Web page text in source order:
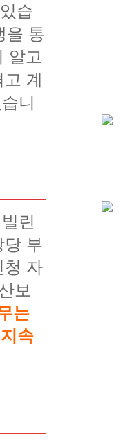
습
을 통
알고
계
니
린
당 부
청 자
보
는
속